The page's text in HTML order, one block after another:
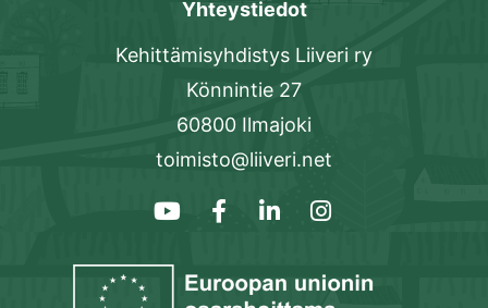
Yhteystiedot
Kehittämisyhdistys Liiveri ry
Könnintie 27
60800 Ilmajoki
toimisto@liiveri.net